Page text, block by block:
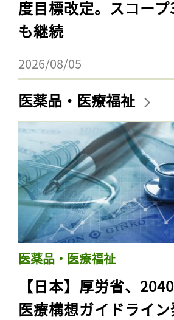
度目標改定。スコー
も継続
2026/08/05
医薬品・医療福祉
医薬品・医療福祉
【日本】厚労省、
医療構想ガイドライン